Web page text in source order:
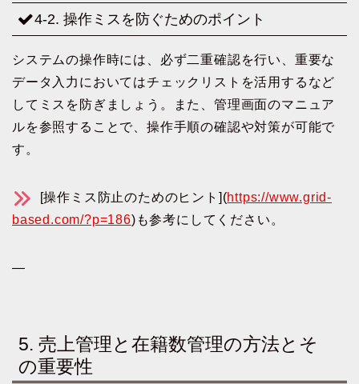
4-2. 操作ミスを防ぐためのポイント
システムの操作時には、必ず二重確認を行い、重要な
データ入力においてはチェックリストを活用するなど
してミスを防ぎましょう。また、管理画面のマニュア
ルを参照することで、操作手順の確認や対策が可能で
す。
[操作ミス防止のためのヒント](https://www.grid-
based.com/?p=186)も参考にしてください。
—
5. 売上管理と在籍数管理の方法とそ
の重要性